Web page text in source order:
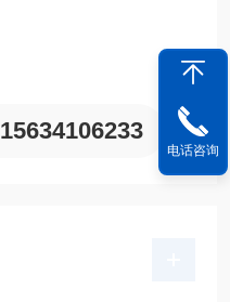
15634106233
电话咨询